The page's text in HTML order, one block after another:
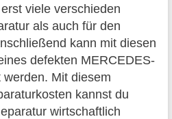
viele verschieden
als auch für den
kann mit diesen
defekten MERCEDES-
Mit diesem
kannst du
wirtschaftlich